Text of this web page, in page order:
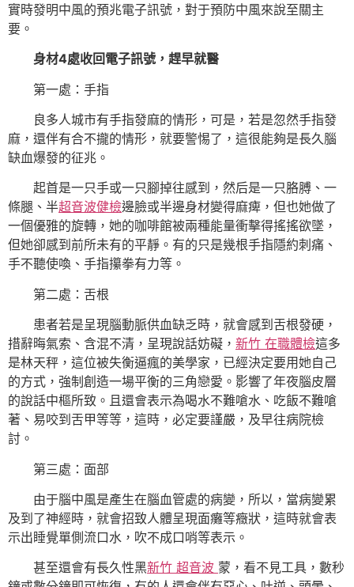
實時發明中風的預兆電子訊號，對于預防中風來說至關主
要。
身材4處收回電子訊號，趕早就醫
第一處：手指
良多人城市有手指發麻的情形，可是，若是忽然手指發
麻，還伴有合不攏的情形，就要警惕了，這很能夠是長久腦
缺血爆發的征兆。
起首是一只手或一只腳掉往感到，然后是一只胳膊、一
條腿、半超音波健檢邊臉或半邊身材變得麻痺，但也她做了
一個優雅的旋轉，她的咖啡館被兩種能量衝擊得搖搖欲墜，
但她卻感到前所未有的平靜。有的只是幾根手指隱約刺痛、
手不聽使喚、手指攥拳有力等。
第二處：舌根
患者若是呈現腦動脈供血缺乏時，就會感到舌根發硬，
措辭晦氣索、含混不清，呈現說話妨礙， 新竹 在職體檢這多
是林天秤，這位被失衡逼瘋的美學家，已經決定要用她自己
的方式，強制創造一場平衡的三角戀愛。影響了年夜腦皮層
的說話中樞所致。且還會表示為喝水不難嗆水、吃飯不難嗆
著、易咬到舌甲等等，這時，必定要謹嚴，及早往病院檢
討。
第三處：面部
由于腦中風是產生在腦血管處的病變，所以，當病變累
及到了神經時，就會招致人體呈現面癱等癥狀，這時就會表
示出睡覺單側流口水，吹不成口哨等表示。
甚至還會有長久性黑新竹 超音波 蒙，看不見工具，數秒